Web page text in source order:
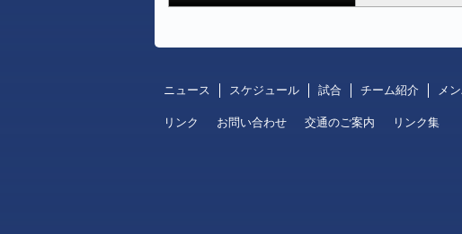
ニュース スケジュール 試合 チーム紹介 メ
リンク お問い合わせ 交通のご案内 リンク集